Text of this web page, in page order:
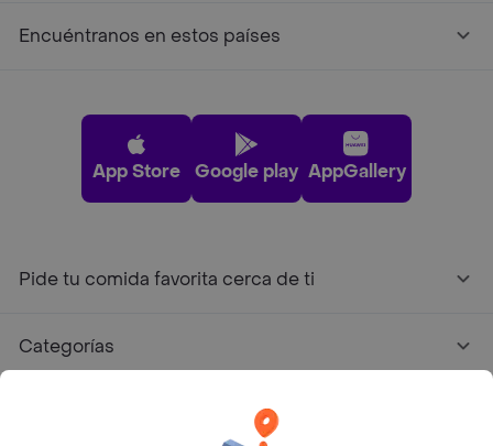
Encuéntranos en estos países
App Store Google play AppGallery
Pide tu comida favorita cerca de ti
Categorías